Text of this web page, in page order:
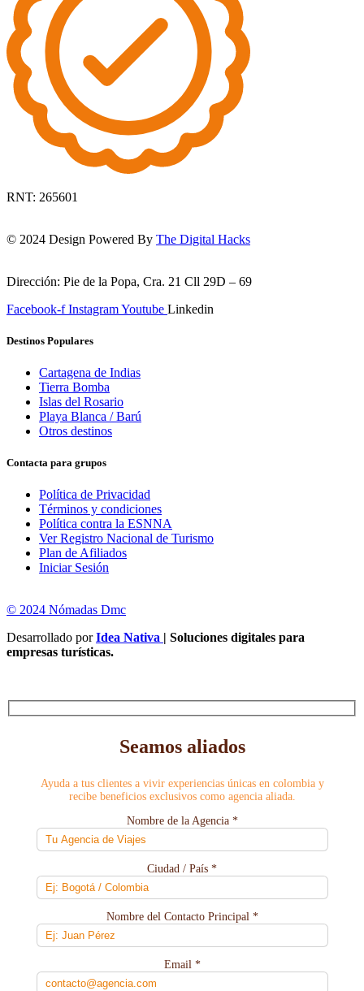
RNT: 265601
© 2024 Design Powered By The Digital Hacks
Dirección: Pie de la Popa, Cra. 21 Cll 29D – 69
Facebook-f InstagramYoutube Linkedin
Destinos Populares
Cartagena de Indias
Tierra Bomba
Islas del Rosario
Playa Blanca / Barú
Otros destinos
Contacta para grupos
Política de Privacidad
Términos y condiciones
Política contra la ESNNA
Ver Registro Nacional de Turismo
Plan de Afiliados
Iniciar Sesión
© 2024 Nómadas Dmc
Desarrollado porIdea Nativa | Soluciones digitales para
empresas turísticas.
Seamos aliados
Ayuda a tus clientes a vivir experiencias únicas en colombia y
recibe beneficios exclusivos como agencia aliada.
Nombre de la Agencia *
Ciudad / País *
Nombre del Contacto Principal *
Email *